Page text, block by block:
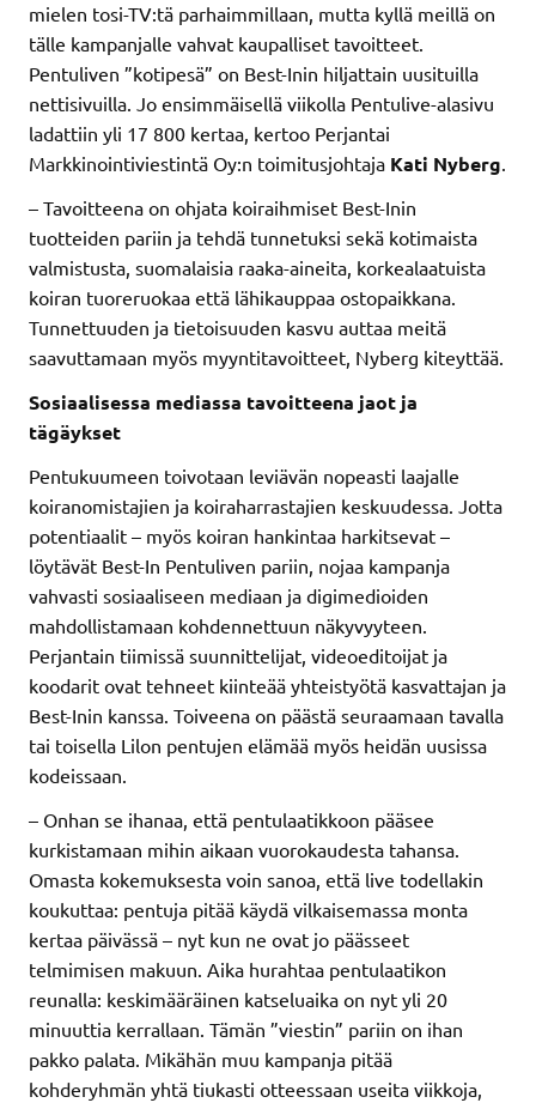
mielen tosi-TV:tä parhaimmillaan, mutta kyllä meillä on
tälle kampanjalle vahvat kaupalliset tavoitteet.
Pentuliven ”kotipesä” on Best-Inin hiljattain uusituilla
nettisivuilla. Jo ensimmäisellä viikolla Pentulive-alasivu
ladattiin yli 17 800 kertaa, kertoo Perjantai
Markkinointiviestintä Oy:n toimitusjohtaja Kati Nyberg.
– Tavoitteena on ohjata koiraihmiset Best-Inin
tuotteiden pariin ja tehdä tunnetuksi sekä kotimaista
valmistusta, suomalaisia raaka-aineita, korkealaatuista
koiran tuoreruokaa että lähikauppaa ostopaikkana.
Tunnettuuden ja tietoisuuden kasvu auttaa meitä
saavuttamaan myös myyntitavoitteet, Nyberg kiteyttää.
Sosiaalisessa mediassa tavoitteena jaot ja
tägäykset
Pentukuumeen toivotaan leviävän nopeasti laajalle
koiranomistajien ja koiraharrastajien keskuudessa. Jotta
potentiaalit – myös koiran hankintaa harkitsevat –
löytävät Best-In Pentuliven pariin, nojaa kampanja
vahvasti sosiaaliseen mediaan ja digimedioiden
mahdollistamaan kohdennettuun näkyvyyteen.
Perjantain tiimissä suunnittelijat, videoeditoijat ja
koodarit ovat tehneet kiinteää yhteistyötä kasvattajan ja
Best-Inin kanssa. Toiveena on päästä seuraamaan tavalla
tai toisella Lilon pentujen elämää myös heidän uusissa
kodeissaan.
– Onhan se ihanaa, että pentulaatikkoon pääsee
kurkistamaan mihin aikaan vuorokaudesta tahansa.
Omasta kokemuksesta voin sanoa, että live todellakin
koukuttaa: pentuja pitää käydä vilkaisemassa monta
kertaa päivässä – nyt kun ne ovat jo päässeet
telmimisen makuun. Aika hurahtaa pentulaatikon
reunalla: keskimääräinen katseluaika on nyt yli 20
minuuttia kerrallaan. Tämän ”viestin” pariin on ihan
pakko palata. Mikähän muu kampanja pitää
kohderyhmän yhtä tiukasti otteessaan useita viikkoja,